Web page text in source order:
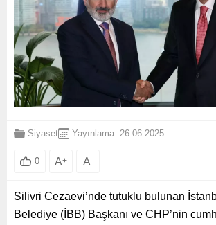
Siyaset Yayınlama: 26.06.2025
0 A+ A-
Silivri Cezaevi’nde tutuklu bulunan
Belediye (İBB) Başkanı ve CHP’nin